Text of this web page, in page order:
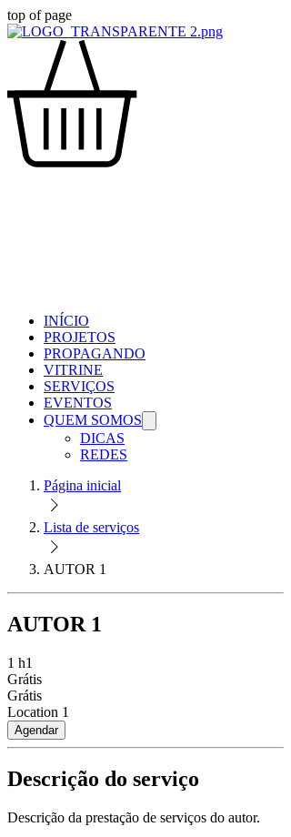
top of page
INÍCIO
PROJETOS
PROPAGANDO
VITRINE
SERVIÇOS
EVENTOS
QUEM SOMOS
DICAS
REDES
Página inicial
Lista de serviços
AUTOR 1
AUTOR 1
1 h1
Grátis
Grátis
Location 1
Agendar
Descrição do serviço
Descrição da prestação de serviços do autor.